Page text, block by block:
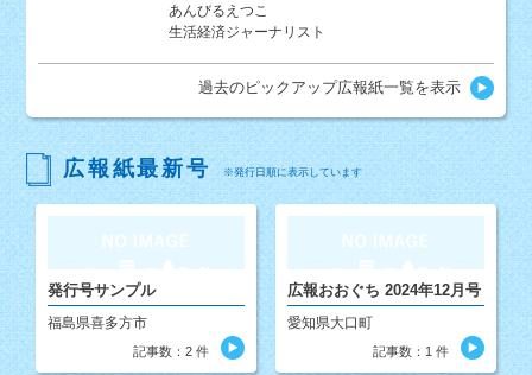
あんびるえつこ
生活経済ジャーナリスト
過去のピックアップ広報紙一覧を表示
広報紙最新号 ※発行日順に表示しています
発行号サンプル
福島県喜多方市
記事数：2 件
広報おおぐち 2024年12月号
愛知県大口町
記事数：1 件